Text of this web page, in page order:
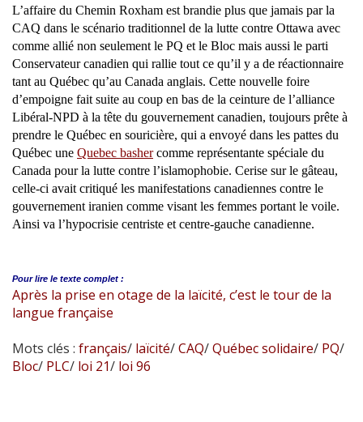
L’affaire du Chemin Roxham est brandie plus que jamais par la
CAQ dans le scénario traditionnel de la lutte contre Ottawa avec
comme allié non seulement le PQ et le Bloc mais aussi le parti
Conservateur canadien qui rallie tout ce qu’il y a de réactionnaire
tant au Québec qu’au Canada anglais. Cette nouvelle foire
d’empoigne fait suite au coup en bas de la ceinture de l’alliance
Libéral-NPD à la tête du gouvernement canadien, toujours prête à
prendre le Québec en souricière, qui a envoyé dans les pattes du
Québec une Quebec bashercomme représentante spéciale du
Canada pour la lutte contre l’islamophobie. Cerise sur le gâteau,
celle-ci avait critiqué les manifestations canadiennes contre le
gouvernement iranien comme visant les femmes portant le voile.
Ainsi va l’hypocrisie centriste et centre-gauche canadienne.
Pour lire le texte complet :
Après la prise en otage de la laïcité, c’est le tour de la
langue française
Mots clés : français/ laïcité/CAQ/Québec solidaire/ PQ/
Bloc/ PLC/ loi 21/ loi 96